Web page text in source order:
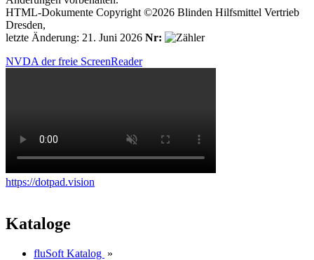
HTML-Dokumente Copyright ©2026 Blinden Hilfsmittel Vertrieb
Dresden,
letzte Änderung: 21. Juni 2026 Nr:
NVDA der freie ScreenReader
https://dotpad.vision
Kataloge
fluSoft Katalog »